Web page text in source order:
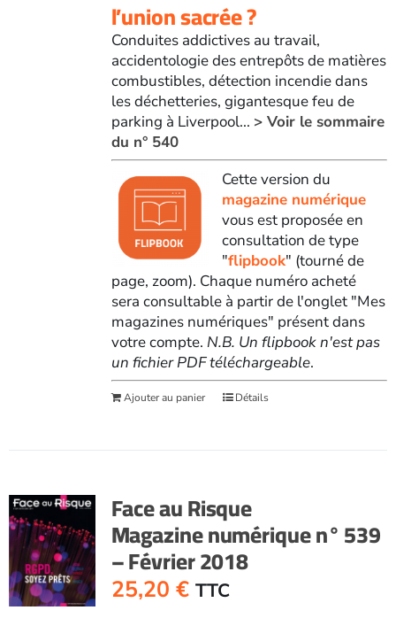
l’union sacrée ?
Conduites addictives au travail,
accidentologie des entrepôts de matières
combustibles, détection incendie dans
les déchetteries, gigantesque feu de
parking à Liverpool... > Voir le sommaire
du n° 540
Cette version du
magazine numérique
vous est proposée en
consultation de type
"flipbook" (tourné de
page, zoom). Chaque numéro acheté
sera consultable à partir de l'onglet "Mes
magazines numériques" présent dans
votre compte. N.B. Un flipbook n'est pas
un fichier PDF téléchargeable.
Ajouter au panier Détails
Face au Risque
Magazine numérique n° 539
– Février 2018
25,20 € TTC